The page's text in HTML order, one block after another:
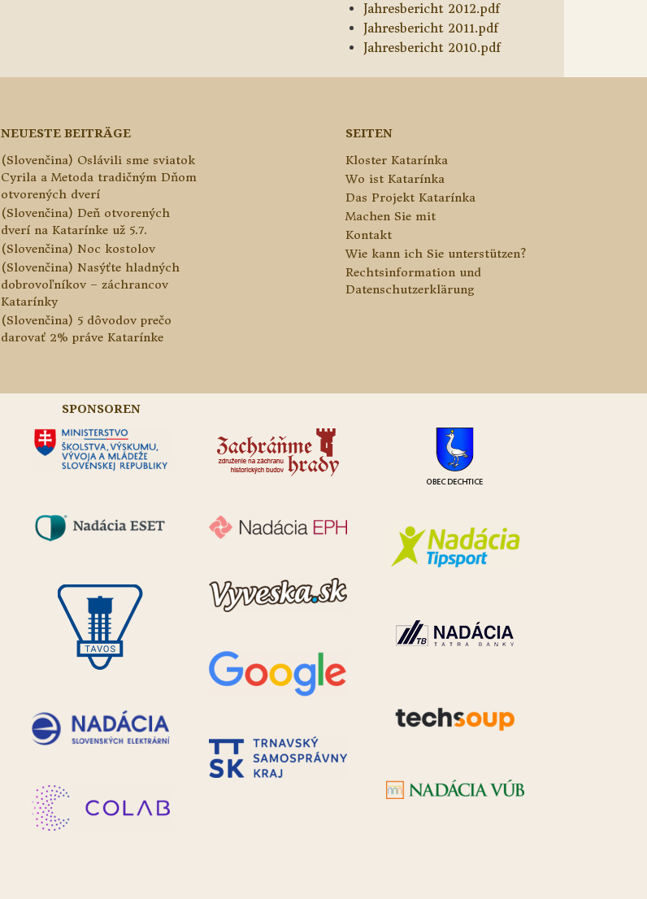
Jahresbericht 2012.pdf
Jahresbericht 2011.pdf
Jahresbericht 2010.pdf
NEUESTE BEITRÄGE
(Slovenčina) Oslávili sme sviatok
Cyrila a Metoda tradičným Dňom
otvorených dverí
(Slovenčina) Deň otvorených
dverí na Katarínke už 5.7.
(Slovenčina) Noc kostolov
(Slovenčina) Nasýťte hladných
dobrovoľníkov – záchrancov
Katarínky
(Slovenčina) 5 dôvodov prečo
darovať 2% práve Katarínke
SEITEN
Kloster Katarínka
Wo ist Katarínka
Das Projekt Katarínka
Machen Sie mit
Kontakt
Wie kann ich Sie unterstützen?
Rechtsinformation und
Datenschutzerklärung
SPONSOREN